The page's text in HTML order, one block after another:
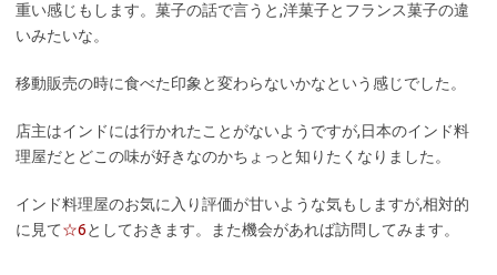
重い感じもします。菓子の話で言うと,洋菓子とフランス菓子の違
いみたいな。
移動販売の時に食べた印象と変わらないかなという感じでした。
店主はインドには行かれたことがないようですが,日本のインド料
理屋だとどこの味が好きなのかちょっと知りたくなりました。
インド料理屋のお気に入り評価が甘いような気もしますが,相対的
に見て☆6としておきます。また機会があれば訪問してみます。